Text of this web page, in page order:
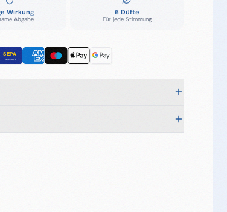
Wirkung
Abgabe
6 Düfte
Für jede Stimmung